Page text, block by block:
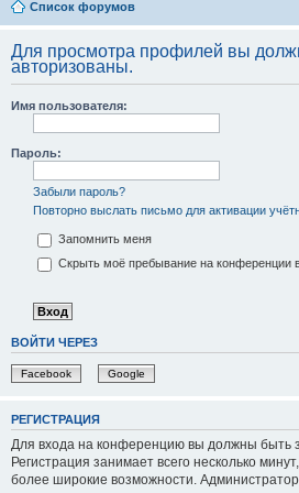
Список форумов
Для просмотра профилей вы
авторизованы.
Имя пользователя:
Пароль:
Забыли пароль?
Повторно выслать письмо для активации
Запомнить меня
Скрыть моё пребывание на конференции
ВОЙТИ ЧЕРЕЗ
Facebook Google
РЕГИСТРАЦИЯ
Для входа на конференцию вы должны быть
Регистрация занимает всего несколько
более широкие возможности.